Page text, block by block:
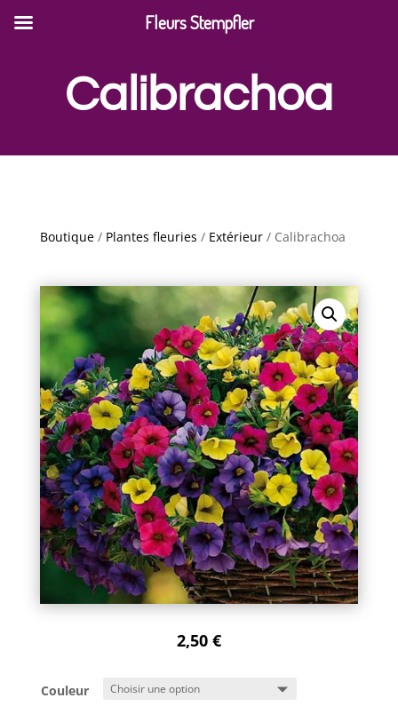
Calibrachoa
Boutique/ Plantes fleuries / Extérieur/ Calibrachoa
2,50 €
Couleur
Fleurs Stempfler